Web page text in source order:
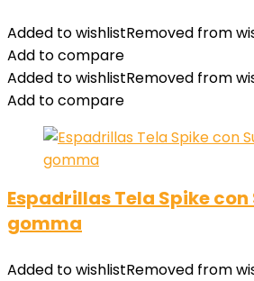
Added to wishlistRemoved from
Add to compare
Added to wishlistRemoved from
Add to compare
Espadrillas Tela Spike
gomma
Added to wishlistRemoved from